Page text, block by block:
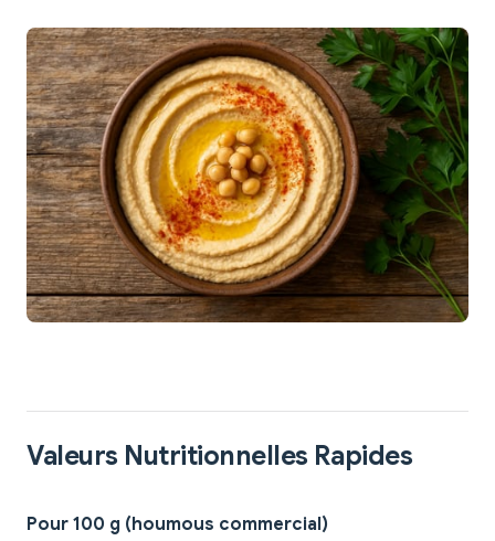
Valeurs Nutritionnelles Rapides
Pour 100 g (houmous commercial)